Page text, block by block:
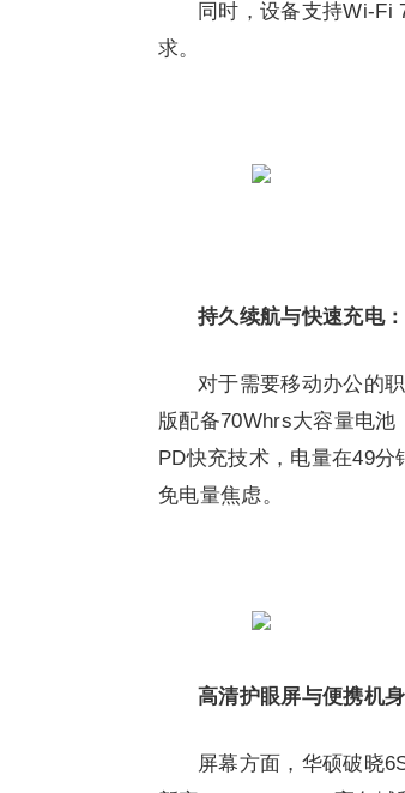
同时，设备支持Wi-Fi
求。
持久续航与快速充电
对于需要移动办公的
版配备70Whrs大容量电
PD快充技术，电量在49
免电量焦虑。
高清护眼屏与便携机
屏幕方面，华硕破晓